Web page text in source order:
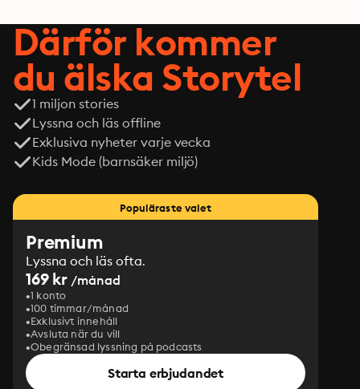
Därför kommer
du älska Storytel
1 miljon stories
Lyssna och läs offline
Exklusiva nyheter varje vecka
Kids Mode (barnsäker miljö)
Populäraste valet
Premium
Lyssna och läs ofta.
169 kr /månad
1 konto
100 timmar/månad
Exklusivt innehåll
Avsluta när du vill
Obegränsad lyssning på podcasts
Starta erbjudandet